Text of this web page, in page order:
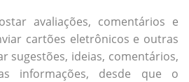
avaliações, comentários e
cartões eletrônicos e outras
sugestões, ideias, comentários,
informações, desde que o